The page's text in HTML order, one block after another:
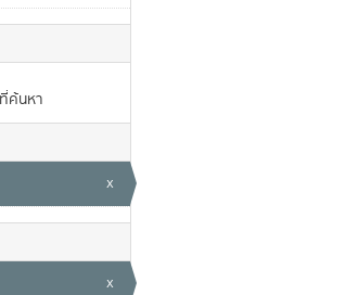
ค้นหา
x
x